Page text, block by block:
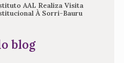
AAL Realiza Visita
À Sorri-Bauru
blog